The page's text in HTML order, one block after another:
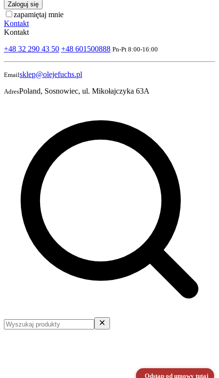
Zaloguj się
zapamiętaj mnie
Kontakt
Kontakt
+48 32 290 43 50 +48 601500888 Pn-Pt 8:00-16:00
Emailsklep@olejefuchs.pl
AdresPoland, Sosnowiec, ul. Mikołajczyka 63A
Odstąp od umowy tutaj